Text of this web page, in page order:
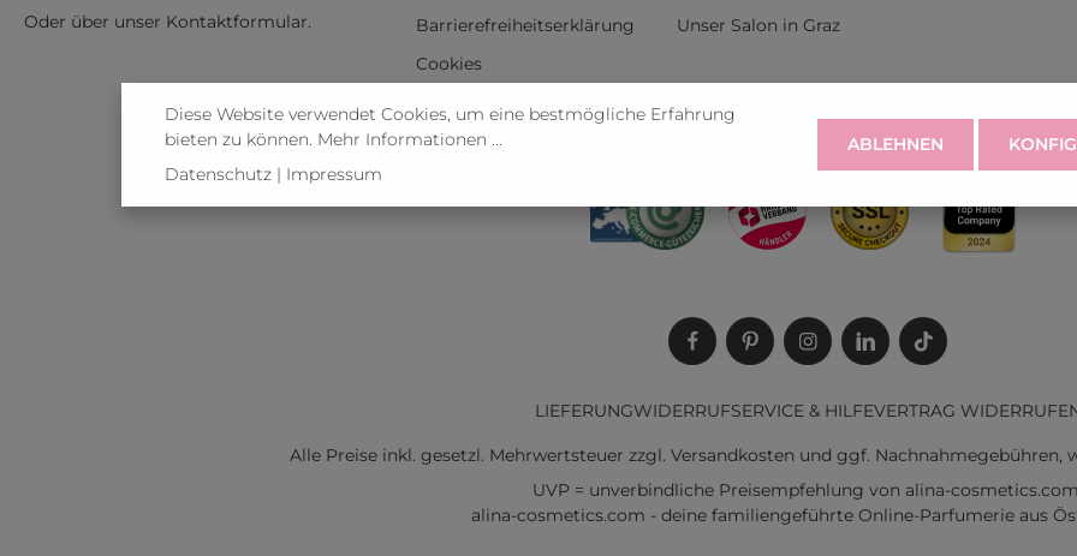
Oder über unser Kontaktformular.
Barrierefreiheitserklärung
Cookies
Vertrag widerrufen
Unser Salon in Graz
LIEFERUNGWIDERRUFSERVICE & HILFEVERTRAG
Alle Preise inkl. gesetzl. Mehrwertsteuer zzgl. Versandkosten und ggf. Nachnahmegebühren,
UVP = unverbindliche Preisempfehlung von alina-
alina-cosmetics.com - deine familiengeführte Online-Parfumerie aus
Diese Website verwendet Cookies, um eine bestmögliche Erfahrung
bieten zu können. Mehr Informationen ...
Datenschutz| Impressum
ABLEHNEN